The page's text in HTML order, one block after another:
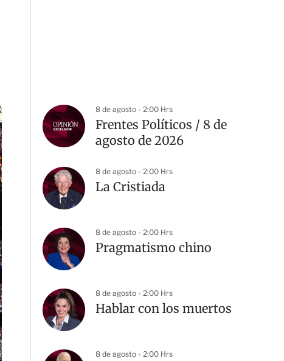
8 de agosto - 2:00 Hrs
Frentes Políticos / 8 de
agosto de 2026
8 de agosto - 2:00 Hrs
La Cristiada
8 de agosto - 2:00 Hrs
Pragmatismo chino
8 de agosto - 2:00 Hrs
Hablar con los muertos
8 de agosto - 2:00 Hrs